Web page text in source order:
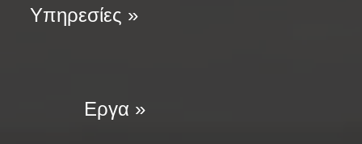
Υπηρεσίες »
Εργα »